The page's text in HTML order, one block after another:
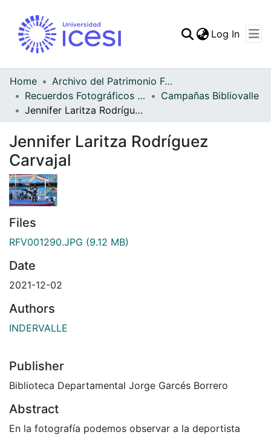
Statistics
Log In
Home
Archivo del Patrimonio Fotográfico y Fílmico del Valle del Cauca
Recuerdos Fotográficos Vallecaucanos
Campañas Bibliovalle
Jennifer Laritza Rodríguez Carvajal
Jennifer Laritza Rodríguez
Carvajal
Files
RFV001290.JPG (9.12 MB)
Date
2021-12-02
Authors
INDERVALLE
Publisher
Biblioteca Departamental Jorge Garcés Borrero
Abstract
En la fotografía podemos observar a la deportista